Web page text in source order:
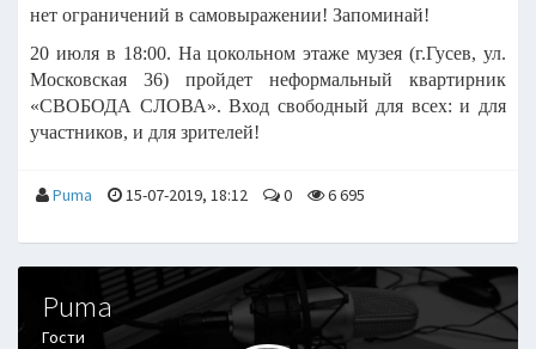
нет ограничений в самовыражении! Запоминай!
20 июля в 18:00. На цокольном этаже музея (г.Гусев, ул.
Московская 36) пройдет неформальный квартирник
«СВОБОДА СЛОВА». Вход свободный для всех: и для
участников, и для зрителей!
Puma 15-07-2019, 18:12 0 6 695
Puma
Гости